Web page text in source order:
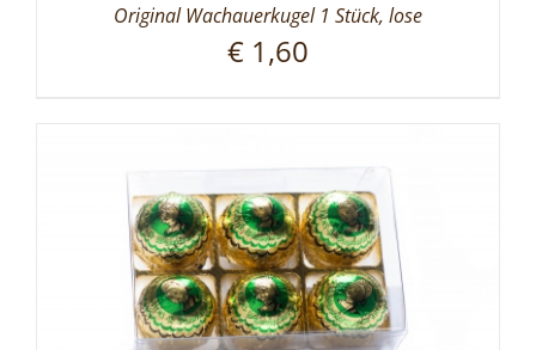
Original Wachauerkugel 1 Stück, lose
€ 1,60